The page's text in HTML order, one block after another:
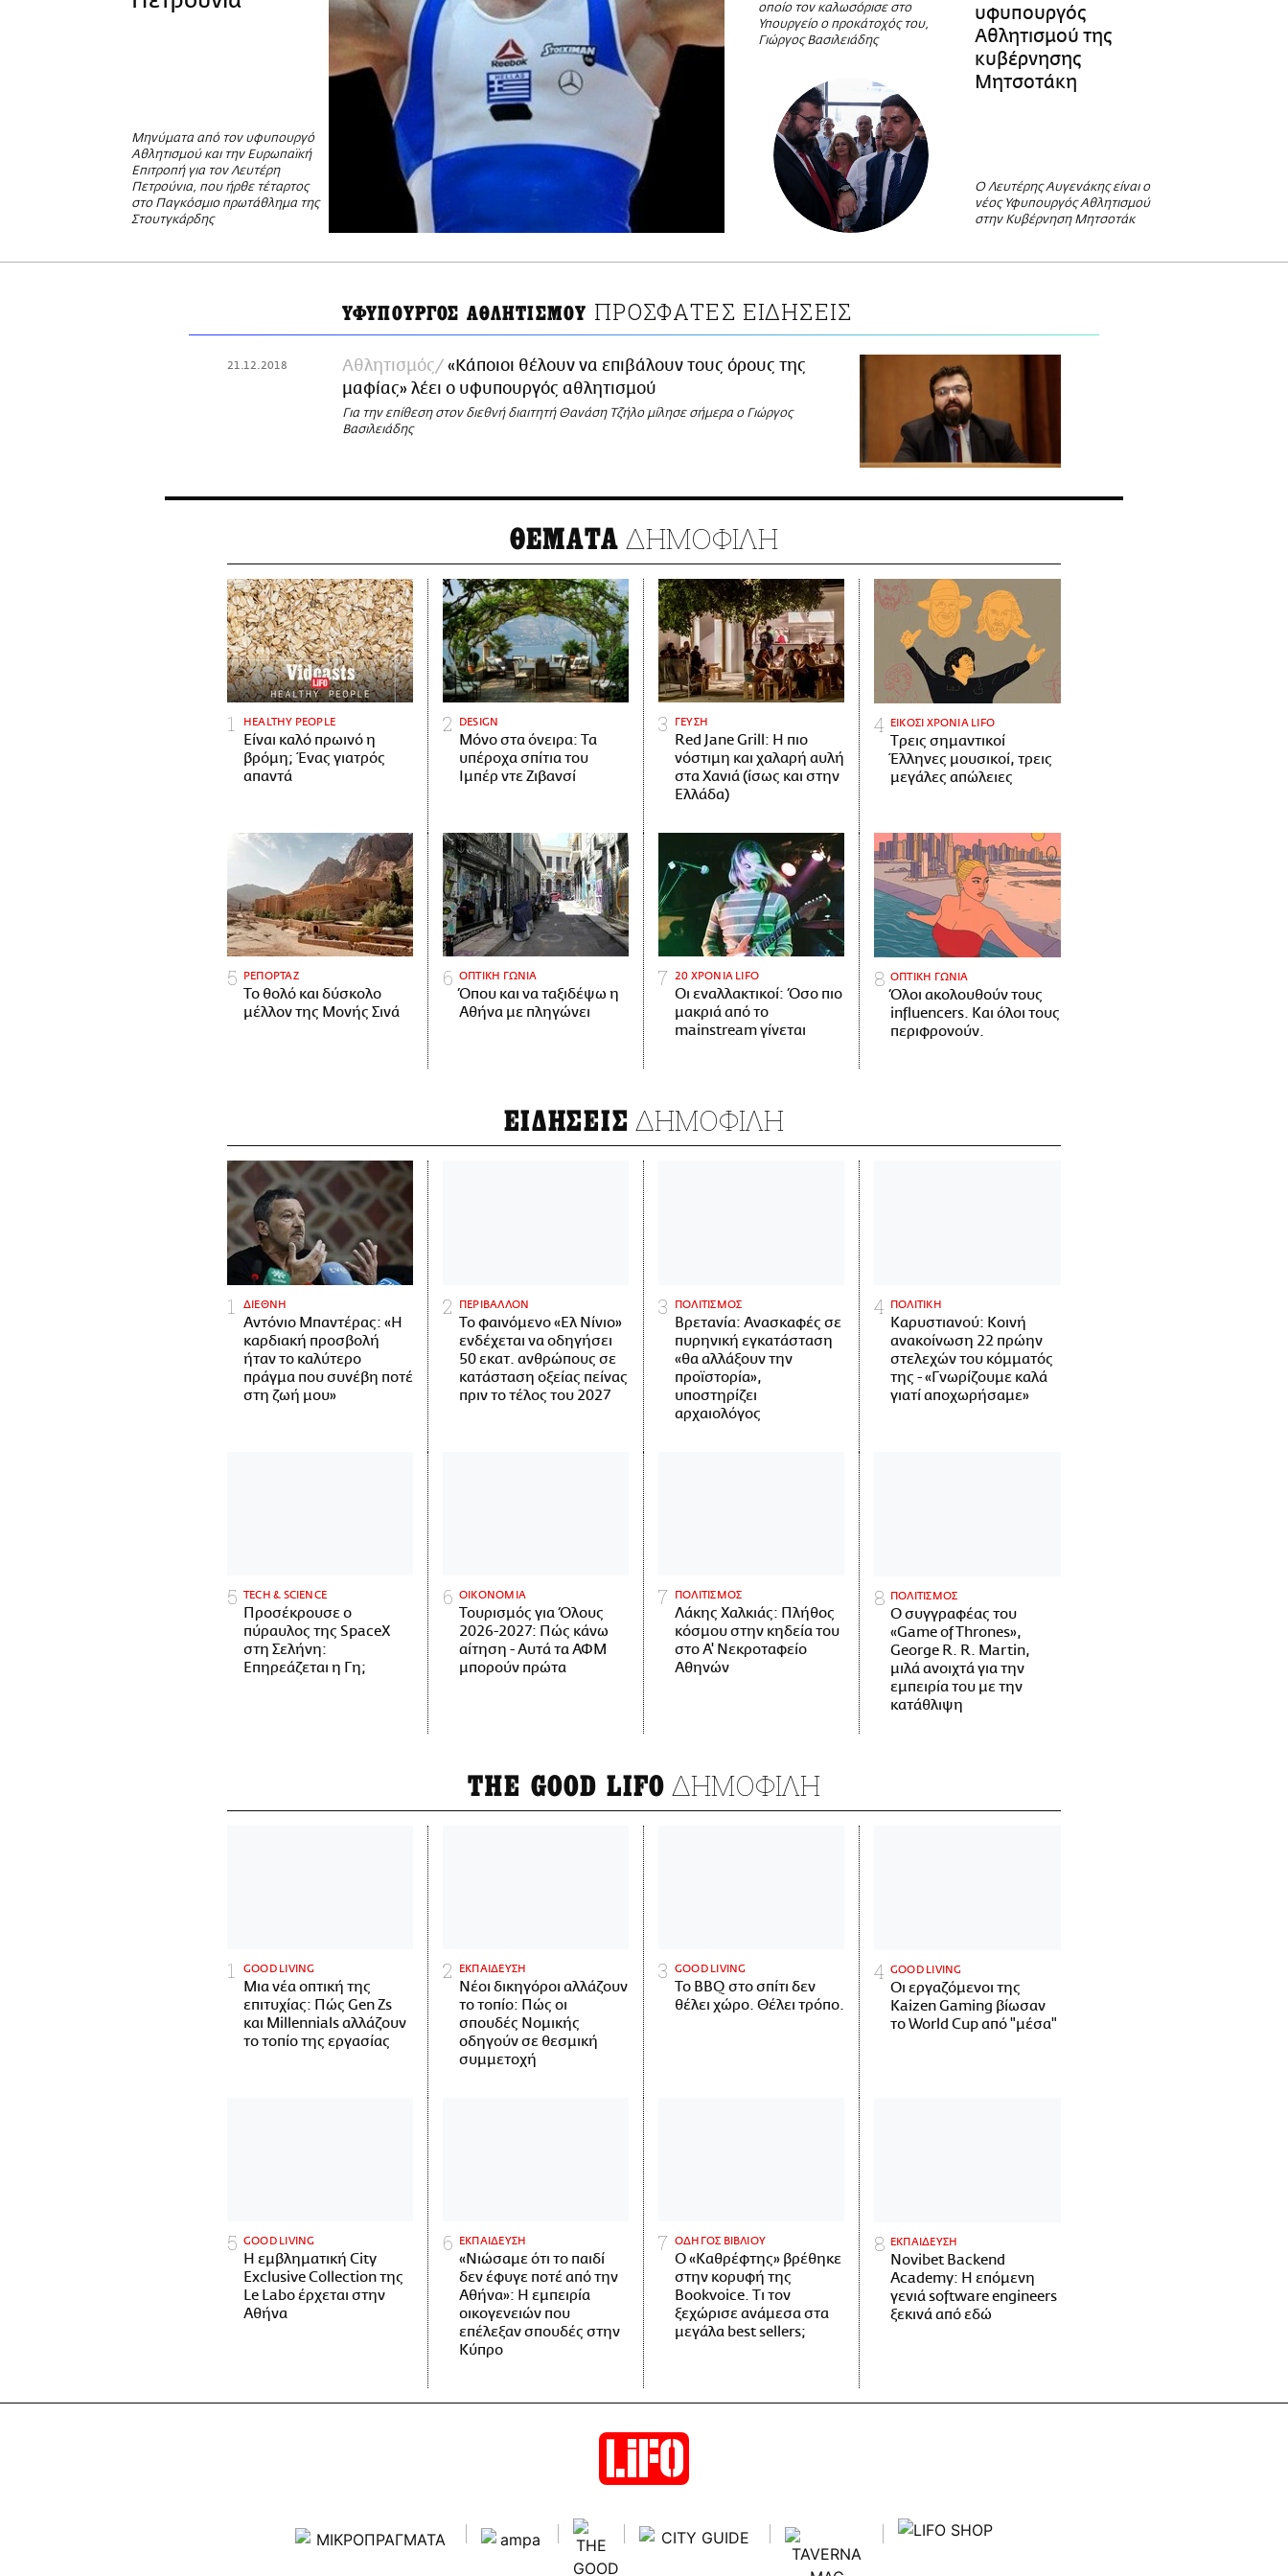
Μηνύματα από τον υφυπουργό
Αθλητισμού και την Ευρωπαϊκή
Επιτροπή για τον Λευτέρη
Πετρούνια, που ήρθε τέταρτος
στο Παγκόσμιο πρωτάθλημα της
Στουτγκάρδης
οποίο τον καλωσόρισε στο
Υπουργείο ο προκάτοχός του,
Γιώργος Βασιλειάδης
υφυπουργός
Αθλητισμού της
κυβέρνησης
Μητσοτάκη
Ο Λευτέρης Αυγενάκης είναι ο
νέος Υφυπουργός Αθλητισμού
στην Κυβέρνηση Μητσοτάκ
ΥΦΥΠΟΥΡΓΟΣ ΑΘΛΗΤΙΣΜΟΥ ΠΡΟΣΦΑΤΕΣ ΕΙΔΗΣΕΙΣ
21.12.2018 Αθλητισμός
«Κάποιοι θέλουν να επιβάλουν τους όρους της
μαφίας» λέει ο υφυπουργός αθλητισμού
Για την επίθεση στον διεθνή διαιτητή Θανάση Τζήλο μίλησε σήμερα ο Γιώργος
Βασιλειάδης
ΘΕΜΑΤΑ ΔΗΜΟΦΙΛΗ
HEALTHY PEOPLE
Είναι καλό πρωινό η
βρόμη; Ένας γιατρός
απαντά
DESIGN
Μόνο στα όνειρα: Τα
υπέροχα σπίτια του
Ιμπέρ ντε Ζιβανσί
ΓΕΥΣΗ
Red Jane Grill: Η πιο
νόστιμη και χαλαρή αυλή
στα Χανιά (ίσως και στην
Ελλάδα)
ΕΙΚΟΣΙ ΧΡΟΝΙΑ LIFO
Tρεις σημαντικοί
Έλληνες μουσικοί, τρεις
μεγάλες απώλειες
ΡΕΠΟΡΤΑΖ
Το θολό και δύσκολο
μέλλον της Μονής Σινά
ΟΠΤΙΚΗ ΓΩΝΙΑ
Όπου και να ταξιδέψω η
Αθήνα με πληγώνει
20 ΧΡΟΝΙΑ LIFO
Οι εναλλακτικοί: Όσο πιο
μακριά από το
mainstream γίνεται
ΟΠΤΙΚΗ ΓΩΝΙΑ
Όλοι ακολουθούν τους
influencers. Και όλοι τους
περιφρονούν.
ΕΙΔΗΣΕΙΣ ΔΗΜΟΦΙΛΗ
ΔΙΕΘΝΗ
Αντόνιο Μπαντέρας: «Η
καρδιακή προσβολή
ήταν το καλύτερο
πράγμα που συνέβη ποτέ
στη ζωή μου»
ΠΕΡΙΒΑΛΛΟΝ
Το φαινόμενο «Ελ Νίνιο»
ενδέχεται να οδηγήσει
50 εκατ. ανθρώπους σε
κατάσταση οξείας πείνας
πριν το τέλος του 2027
ΠΟΛΙΤΙΣΜΟΣ
Βρετανία: Ανασκαφές σε
πυρηνική εγκατάσταση
«θα αλλάξουν την
προϊστορία»,
υποστηρίζει
αρχαιολόγος
ΠΟΛΙΤΙΚΗ
Καρυστιανού: Κοινή
ανακοίνωση 22 πρώην
στελεχών του κόμματός
της - «Γνωρίζουμε καλά
γιατί αποχωρήσαμε»
ΤECH & SCIENCE
Προσέκρουσε ο
πύραυλος της SpaceX
στη Σελήνη:
Επηρεάζεται η Γη;
ΟΙΚΟΝΟΜΙΑ
Τουρισμός για Όλους
2026-2027: Πώς κάνω
αίτηση - Αυτά τα ΑΦΜ
μπορούν πρώτα
ΠΟΛΙΤΙΣΜΟΣ
Λάκης Χαλκιάς: Πλήθος
κόσμου στην κηδεία του
στο Α' Νεκροταφείο
Αθηνών
ΠΟΛΙΤΙΣΜΟΣ
Ο συγγραφέας του
«Game of Thrones»,
George R. R. Martin,
μιλά ανοιχτά για την
εμπειρία του με την
κατάθλιψη
THE GOOD LIFO ΔΗΜΟΦΙΛΗ
GOOD LIVING
Μια νέα οπτική της
επιτυχίας: Πώς Gen Zs
και Millennials αλλάζουν
το τοπίο της εργασίας
ΕΚΠΑΙΔΕΥΣΗ
Νέοι δικηγόροι αλλάζουν
το τοπίο: Πώς οι
σπουδές Νομικής
οδηγούν σε θεσμική
συμμετοχή
GOOD LIVING
Το BBQ στο σπίτι δεν
θέλει χώρο. Θέλει τρόπο.
GOOD LIVING
Οι εργαζόμενοι της
Kaizen Gaming βίωσαν
το World Cup από "μέσα"
GOOD LIVING
Η εμβληματική City
Exclusive Collection της
Le Labo έρχεται στην
Αθήνα
ΕΚΠΑΙΔΕΥΣΗ
«Νιώσαμε ότι το παιδί
δεν έφυγε ποτέ από την
Αθήνα»: Η εμπειρία
οικογενειών που
επέλεξαν σπουδές στην
Κύπρο
ΟΔΗΓΟΣ ΒΙΒΛΙΟΥ
Ο «Καθρέφτης» βρέθηκε
στην κορυφή της
Bookvoice. Τι τον
ξεχώρισε ανάμεσα στα
μεγάλα best sellers;
ΕΚΠΑΙΔΕΥΣΗ
Novibet Backend
Academy: Η επόμενη
γενιά software engineers
ξεκινά από εδώ